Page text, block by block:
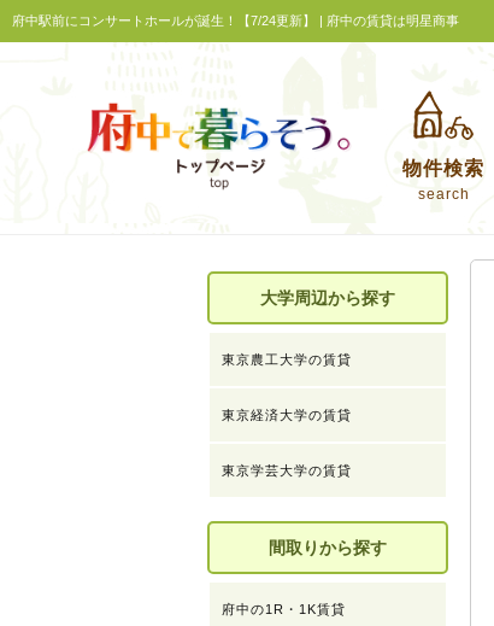
府中駅前にコンサートホールが誕生！【7/24更新】 | 府中の賃貸は明星商事
物件検索
search
大学周辺から探す
東京農工大学の賃貸
東京経済大学の賃貸
東京学芸大学の賃貸
間取りから探す
府中の1R・1K賃貸